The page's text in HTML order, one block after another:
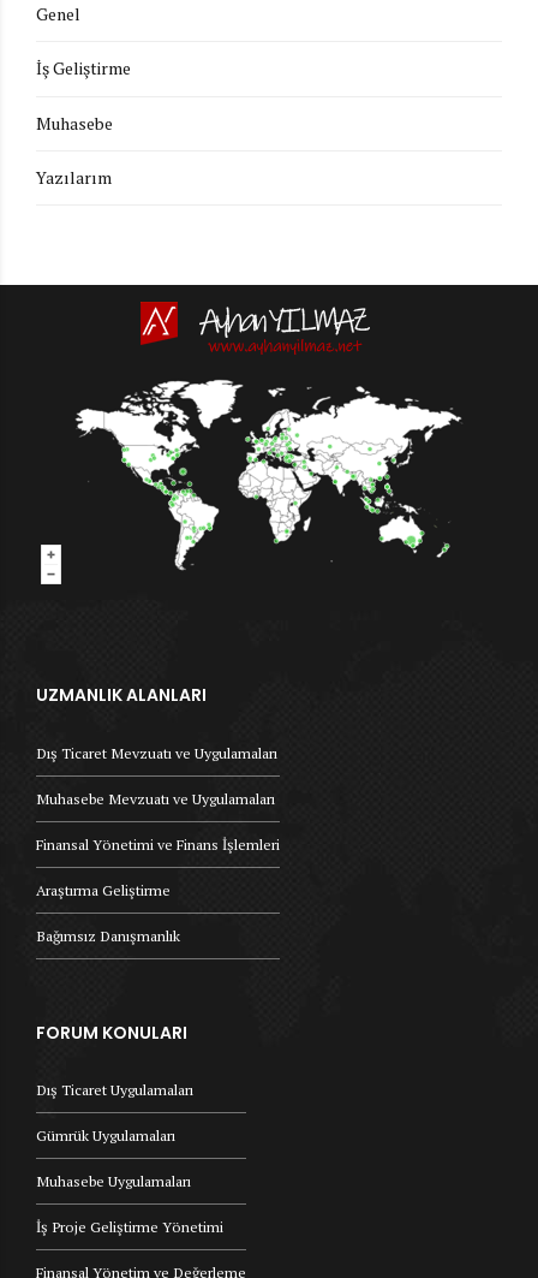
Genel
İş Geliştirme
Muhasebe
Yazılarım
UZMANLIK ALANLARI
Dış Ticaret Mevzuatı ve Uygulamaları
Muhasebe Mevzuatı ve Uygulamaları
Finansal Yönetimi ve Finans İşlemleri
Araştırma Geliştirme
Bağımsız Danışmanlık
FORUM KONULARI
Dış Ticaret Uygulamaları
Gümrük Uygulamaları
Muhasebe Uygulamaları
İş Proje Geliştirme Yönetimi
Finansal Yönetim ve Değerleme